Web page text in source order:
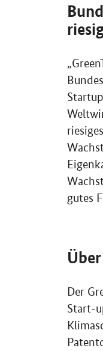
„
gutes
Der
Start-